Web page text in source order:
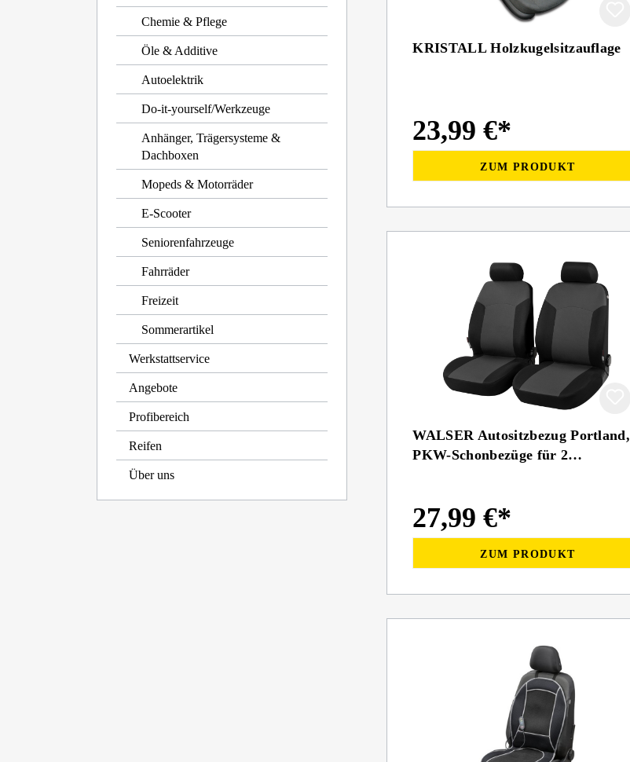
Chemie & Pflege
Öle & Additive
Autoelektrik
Do-it-yourself/Werkzeuge
Anhänger, Trägersysteme &
Dachboxen
Mopeds & Motorräder
E-Scooter
Seniorenfahrzeuge
Fahrräder
Freizeit
Sommerartikel
Werkstattservice
Angebote
Profibereich
Reifen
Über uns
KRISTALL Holzkugelsitzauflage
23,99 €*
ZUM PRODUKT
WALSER Autositzbezug Portland,
PKW-Schonbezüge für 2
27,99 €*
ZUM PRODUKT